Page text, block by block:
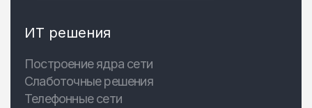
ИТ решения
Построение ядра сети
Слаботочные решения
Телефонные сети